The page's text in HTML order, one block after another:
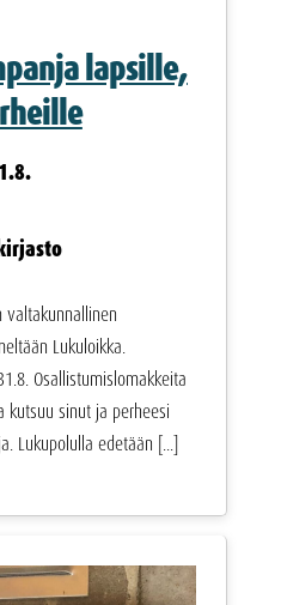
lapsille,
valtakunnallinen
Lukuloikka.
Osallistumislomakkeita
kutsuu sinut ja perheesi
Lukupolulla edetään [...]